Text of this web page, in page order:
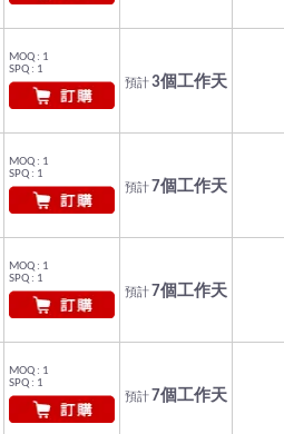
MOQ : 1
SPQ : 1
預計3個工作天
MOQ : 1
SPQ : 1
預計 7個工作天
MOQ : 1
SPQ : 1
預計 7個工作天
MOQ : 1
SPQ : 1
預計 7個工作天